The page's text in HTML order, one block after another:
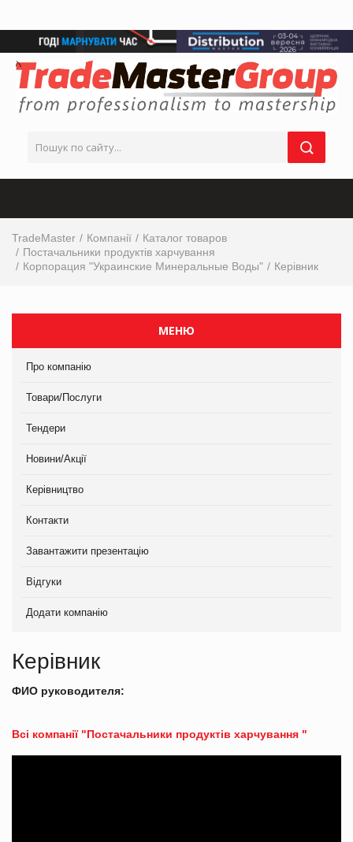
TradeMaster Компанії
Каталог товаров
Постачальники продуктів харчування
Корпорация "Украинские Минеральные Воды"
Керівник
МЕНЮ
Про компанію
Товари/Послуги
Тендери
Новини/Акції
Керівництво
Контакти
Завантажити презентацію
Відгуки
Додати компанію
Керівник
ФИО руководителя:
Всі компанії "Постачальники продуктів харчування "